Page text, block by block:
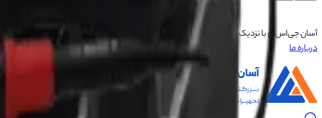
آسان جی‌اس‌ام با نزدیک به ۲۰ سال تجربه در تأمین تجهیزات تعمیرات الکترونیک، آموزش تخصصی موبایل و ارائه خدمات تعمیر تلفن همراه و لوازم جانبی، با تکیه بر تیمی حرفه‌ای، رضایت و اعتماد مشتریان را اولویت اصلی خود قرار داده است.
درباره ما